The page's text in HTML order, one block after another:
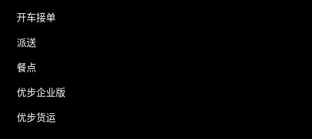
开车接单
派送
餐点
优步企业版
优步货运